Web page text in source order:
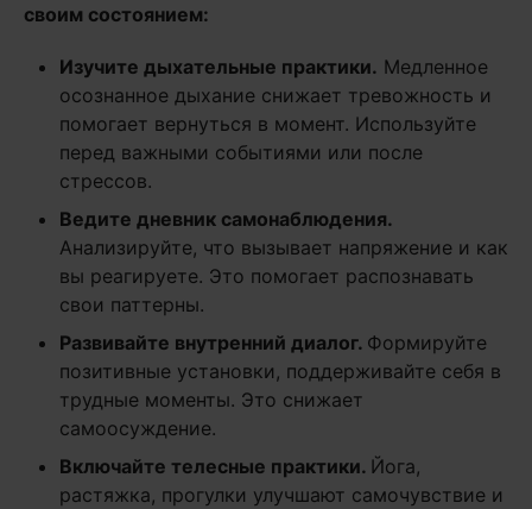
своим состоянием:
Изучите дыхательные практики. Медленное
осознанное дыхание снижает тревожность и
помогает вернуться в момент. Используйте
перед важными событиями или после
стрессов.
Ведите дневник самонаблюдения.
Анализируйте, что вызывает напряжение и как
вы реагируете. Это помогает распознавать
свои паттерны.
Развивайте внутренний диалог. Формируйте
позитивные установки, поддерживайте себя в
трудные моменты. Это снижает
самоосуждение.
Включайте телесные практики. Йога,
растяжка, прогулки улучшают самочувствие и